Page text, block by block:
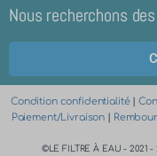
Nous recherchons
Condition confidentialité|
Paiement/Livraison
©LE FILTRE À EAU - 2021 -